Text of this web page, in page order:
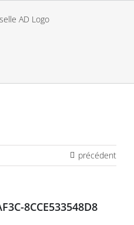
précédent
8CCE533548D8